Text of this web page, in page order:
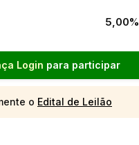
5,00%
Login para participar
o Edital de Leilão